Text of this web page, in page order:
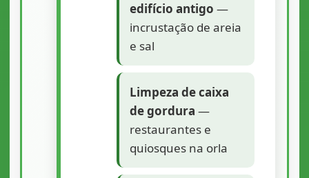
edifício antigo —
incrustação de areia
e sal
Limpeza de caixa
de gordura —
restaurantes e
quiosques na orla